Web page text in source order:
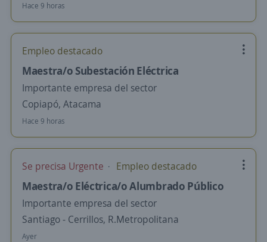
Hace 9 horas
Empleo destacado
Maestra/o Subestación Eléctrica
Importante empresa del sector
Copiapó, Atacama
Hace 9 horas
Se precisa Urgente Empleo destacado
Maestra/o Eléctrica/o Alumbrado Público
Importante empresa del sector
Santiago - Cerrillos, R.Metropolitana
Ayer